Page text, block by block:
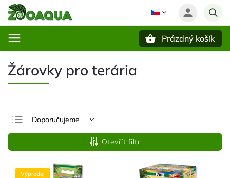
Prázdný košík
Žárovky pro terária
Doporučujeme
Nejlevnější
Nejdražší
Nejprodávanější
Otevřít filtr
Výprodej